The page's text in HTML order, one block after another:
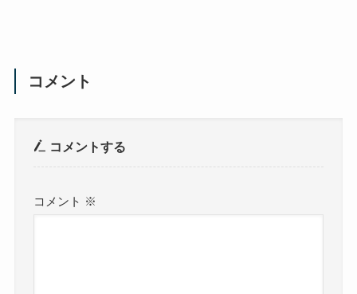
コメント
コメントする
コメント ※